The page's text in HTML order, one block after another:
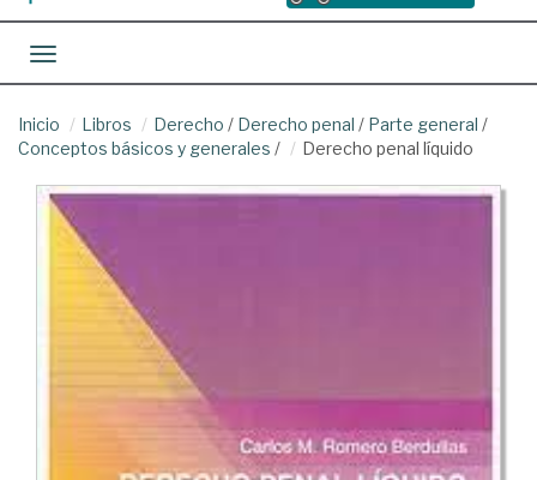
Toggle navigation
Inicio Libros Derecho / Derecho penal / Parte general /
Conceptos básicos y generales / Derecho penal líquido